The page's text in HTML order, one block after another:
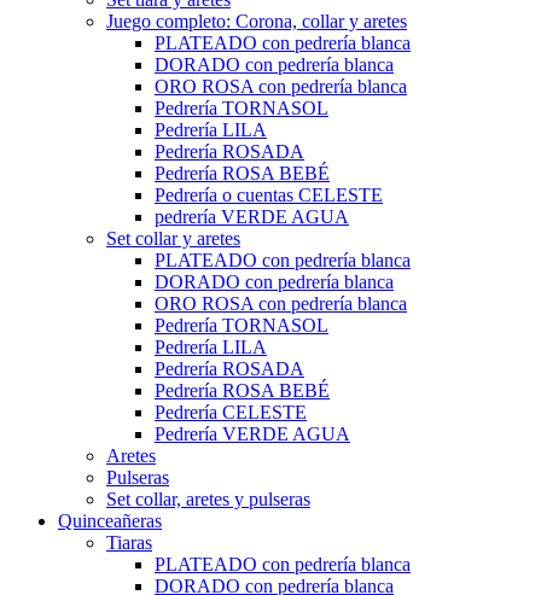
Juego completo: Corona, collar y aretes
PLATEADO con pedrería blanca
DORADO con pedrería blanca
ORO ROSA con pedrería blanca
Pedrería TORNASOL
Pedrería LILA
Pedrería ROSADA
Pedrería ROSA BEBÉ
Pedrería o cuentas CELESTE
pedrería VERDE AGUA
Set collar y aretes
PLATEADO con pedrería blanca
DORADO con pedrería blanca
ORO ROSA con pedrería blanca
Pedrería TORNASOL
Pedrería LILA
Pedrería ROSADA
Pedrería ROSA BEBÉ
Pedrería CELESTE
Pedrería VERDE AGUA
Aretes
Pulseras
Set collar, aretes y pulseras
Quinceañeras
Tiaras
PLATEADO con pedrería blanca
DORADO con pedrería blanca